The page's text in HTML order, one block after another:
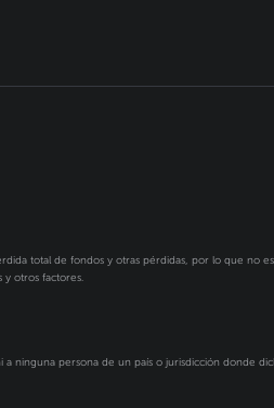
total de fondos y otras pérdidas, por lo que no
y otros factores.
persona de un país o jurisdicción donde